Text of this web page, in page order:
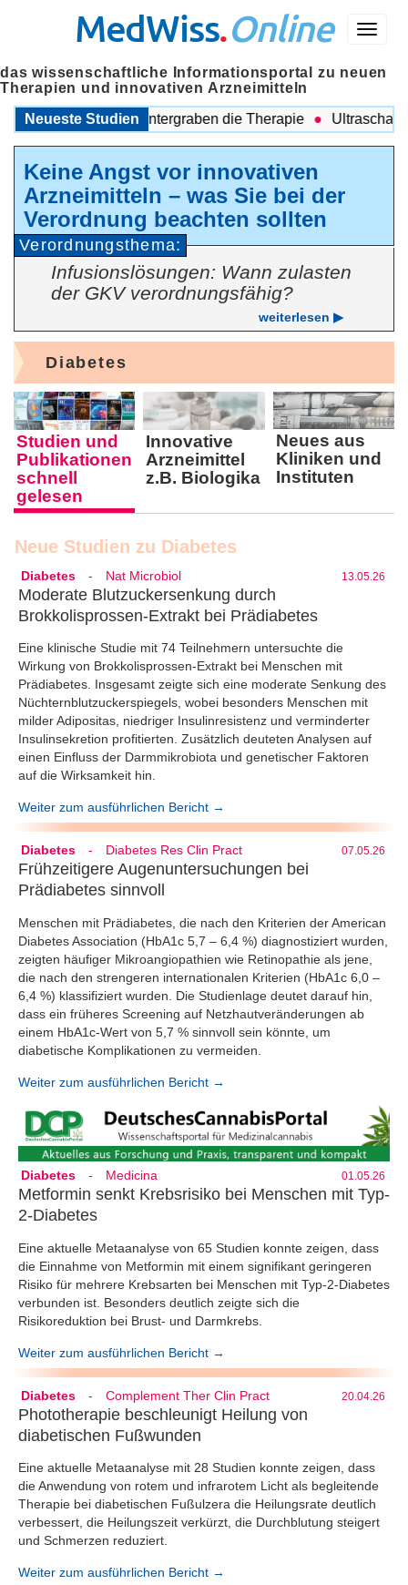
Menü
MedWiss.Online
das wissenschaftliche Informationsportal zu neuen
Therapien und innovativen Arzneimitteln
Neueste Studien
Probleme untergraben die Therapie Ultraschall
Keine Angst vor innovativen
Arzneimitteln – was Sie bei der
Verordnung beachten sollten
Verordnungsthema:
Infusionslösungen: Wann zulasten
der GKV verordnungsfähig?
weiterlesen ▶
Diabetes
Studien und
Publika­tionen
schnell
gelesen
Innovative
Arznei­mittel
z.B. Biologika
Neues aus
Kliniken und
Instituten
Neue Studien zu Diabetes
Diabetes - Nat Microbiol 13.05.26
Moderate Blutzuckersenkung durch
Brokkolisprossen-Extrakt bei Prädiabetes
Eine klinische Studie mit 74 Teilnehmern untersuchte die
Wirkung von Brokkolisprossen-Extrakt bei Menschen mit
Prädiabetes. Insgesamt zeigte sich eine moderate Senkung des
Nüchternblutzuckerspiegels, wobei besonders Menschen mit
milder Adipositas, niedriger Insulinresistenz und verminderter
Insulinsekretion profitierten. Zusätzlich deuteten Analysen auf
einen Einfluss der Darmmikrobiota und genetischer Faktoren
auf die Wirksamkeit hin.
Weiter zum ausführlichen Bericht →
Diabetes - Diabetes Res Clin Pract 07.05.26
Frühzeitigere Augenuntersuchungen bei
Prädiabetes sinnvoll
Menschen mit Prädiabetes, die nach den Kriterien der American
Diabetes Association (HbA1c 5,7 – 6,4 %) diagnostiziert wurden,
zeigten häufiger Mikroangiopathien wie Retinopathie als jene,
die nach den strengeren internationalen Kriterien (HbA1c 6,0 –
6,4 %) klassifiziert wurden. Die Studienlage deutet darauf hin,
dass ein früheres Screening auf Netzhautveränderungen ab
einem HbA1c-Wert von 5,7 % sinnvoll sein könnte, um
diabetische Komplikationen zu vermeiden.
Weiter zum ausführlichen Bericht →
Diabetes - Medicina 01.05.26
Metformin senkt Krebsrisiko bei Menschen mit Typ-
2-Diabetes
Eine aktuelle Metaanalyse von 65 Studien konnte zeigen, dass
die Einnahme von Metformin mit einem signifikant geringeren
Risiko für mehrere Krebsarten bei Menschen mit Typ-2-Diabetes
verbunden ist. Besonders deutlich zeigte sich die
Risikoreduktion bei Brust- und Darmkrebs.
Weiter zum ausführlichen Bericht →
Diabetes - Complement Ther Clin Pract 20.04.26
Phototherapie beschleunigt Heilung von
diabetischen Fußwunden
Eine aktuelle Metaanalyse mit 28 Studien konnte zeigen, dass
die Anwendung von rotem und infrarotem Licht als begleitende
Therapie bei diabetischen Fußulzera die Heilungsrate deutlich
verbessert, die Heilungszeit verkürzt, die Durchblutung steigert
und Schmerzen reduziert.
Weiter zum ausführlichen Bericht →